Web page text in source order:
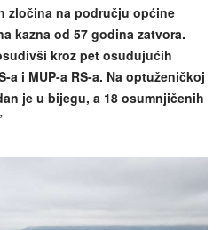
t
i
zločina na području općine
kazna od 57 godina zatvora.
kroz pet osuđujućih
a i MUP-a RS-a. Na optuženičkoj
je u bijegu, a 18 osumnjičenih